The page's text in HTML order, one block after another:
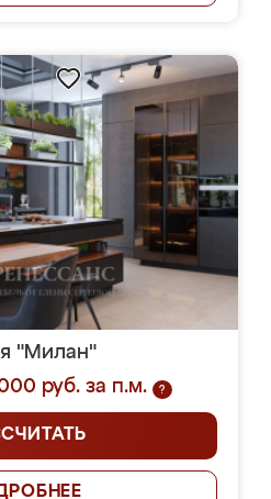
"Милан"
руб. за п.м.
?